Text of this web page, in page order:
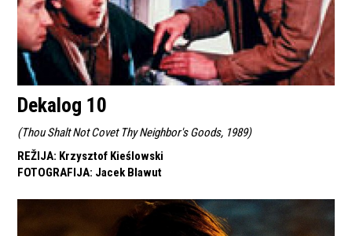
Dekalog 10
(Thou Shalt Not Covet Thy Neighbor's Goods, 1989)
REŽIJA: Krzysztof Kieślowski
FOTOGRAFIJA: Jacek Blawut